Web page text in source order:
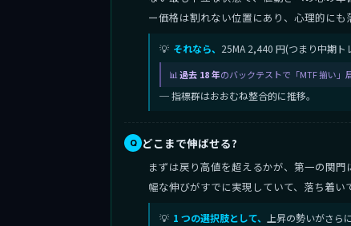
ー価格は割れない位置にあり、心理的にも
それなら、 25MA 2,440 円(つまり中期
過去 18 年のバックテストで「MTF 揃い」
─ 指標群はおおむね整合的に推移。
どこまで伸ばせる?
まずは戻り高値を超えるかが、第一の関
幅な伸びがすでに実現していて、落ち着い
1 つの選択肢として、 上昇の勢いがさら